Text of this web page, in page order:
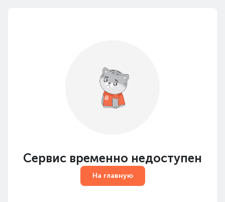
Сервис временно недоступен
На главную